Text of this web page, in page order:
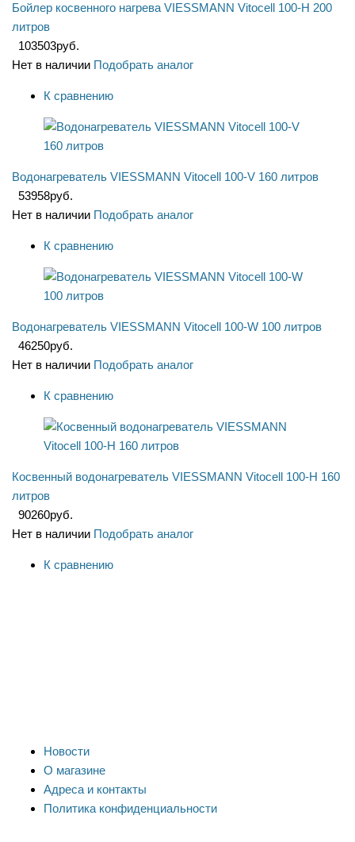
Бойлер косвенного нагрева VIESSMANN Vitocell 100-Н 200
литров
103503руб.
Нет в наличии Подобрать аналог
К сравнению
Водонагреватель VIESSMANN Vitocell 100-V 160 литров
53958руб.
Нет в наличии Подобрать аналог
К сравнению
Водонагреватель VIESSMANN Vitocell 100-W 100 литров
46250руб.
Нет в наличии Подобрать аналог
К сравнению
Косвенный водонагреватель VIESSMANN Vitocell 100-Н 160
литров
90260руб.
Нет в наличии Подобрать аналог
К сравнению
Новости
О магазине
Адреса и контакты
Политика конфиденциальности